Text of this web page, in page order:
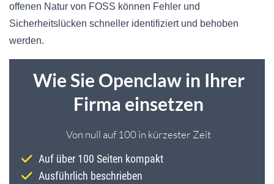
offenen Natur von FOSS können Fehler und
Sicherheitslücken schneller identifiziert und behoben
werden.